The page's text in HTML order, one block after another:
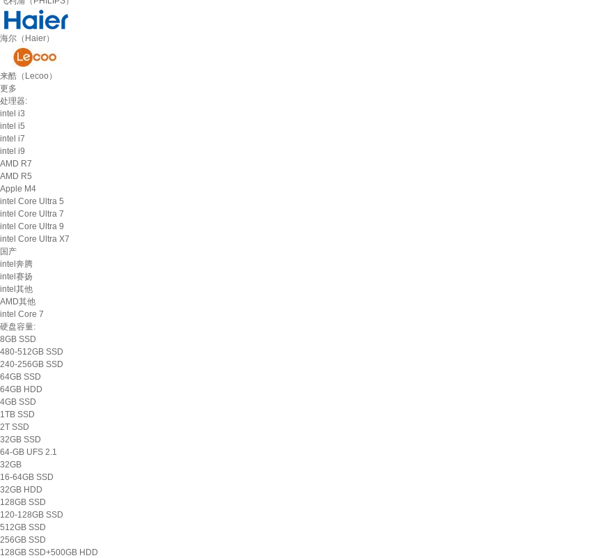
海尔（Haier）
来酷（Lecoo）
更多
处理器:
intel i3
intel i5
intel i7
intel i9
AMD R7
AMD R5
Apple M4
intel Core Ultra 5
intel Core Ultra 7
intel Core Ultra 9
intel Core Ultra X7
国产
intel奔腾
intel赛扬
intel其他
AMD其他
intel Core 7
硬盘容量:
8GB SSD
480-512GB SSD
240-256GB SSD
64GB SSD
64GB HDD
4GB SSD
1TB SSD
2T SSD
32GB SSD
64-GB UFS 2.1
32GB
16-64GB SSD
32GB HDD
128GB SSD
120-128GB SSD
512GB SSD
256GB SSD
128GB SSD+500GB HDD